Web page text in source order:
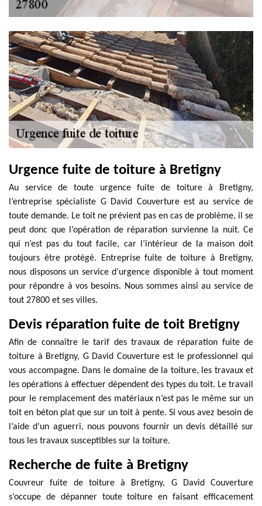
Urgence fuite de toiture à Bretigny
Au service de toute urgence fuite de toiture à Bretigny,
l’entreprise spécialiste G David Couverture est au service de
toute demande. Le toit ne prévient pas en cas de problème, il se
peut donc que l’opération de réparation survienne la nuit. Ce
qui n’est pas du tout facile, car l’intérieur de la maison doit
toujours être protégé. Entreprise fuite de toiture à Bretigny,
nous disposons un service d’urgence disponible à tout moment
pour répondre à vos besoins. Nous sommes ainsi au service de
tout 27800 et ses villes.
Devis réparation fuite de toit Bretigny
Afin de connaître le tarif des travaux de réparation fuite de
toiture à Bretigny, G David Couverture est le professionnel qui
vous accompagne. Dans le domaine de la toiture, les travaux et
les opérations à effectuer dépendent des types du toit. Le travail
pour le remplacement des matériaux n’est pas le même sur un
toit en béton plat que sur un toit à pente. Si vous avez besoin de
l’aide d’un aguerri, nous pouvons fournir un devis détaillé sur
tous les travaux susceptibles sur la toiture.
Recherche de fuite à Bretigny
Couvreur fuite de toiture à Bretigny, G David Couverture
s’occupe de dépanner toute toiture en faisant efficacement